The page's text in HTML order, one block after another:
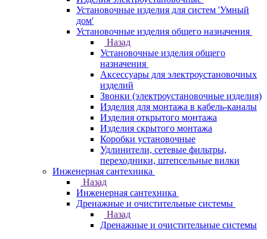
Установочные изделия для систем 'Умный
дом'
Установочные изделия общего назначения
Назад
Установочные изделия общего
назначения
Аксессуары для электроустановочных
изделий
Звонки (электроустановочные изделия)
Изделия для монтажа в кабель-каналы
Изделия открытого монтажа
Изделия скрытого монтажа
Коробки установочные
Удлинители, сетевые фильтры,
переходники, штепсельные вилки
Инженерная сантехника
Назад
Инженерная сантехника
Дренажные и очистительные системы
Назад
Дренажные и очистительные системы